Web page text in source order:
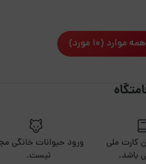
(10 مورد)
کارت ملی
باشد.
ورود حیوانات خانگی
نیست.